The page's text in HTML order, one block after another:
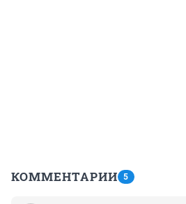
КОММЕНТАРИИ 5